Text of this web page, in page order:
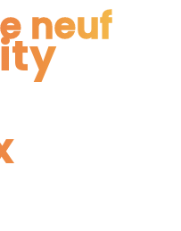
neuf
neuf